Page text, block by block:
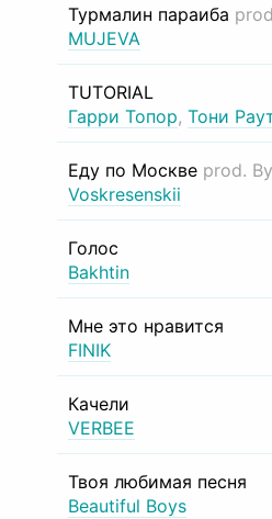
Турмалин параиба
MUJEVA
TUTORIAL
Гарри Топор, Тони
Еду по Москве prod.
Voskresenskii
Голос
Bakhtin
Мне это нравится
FINIK
Качели
VERBEE
Твоя любимая песня
Beautiful Boys